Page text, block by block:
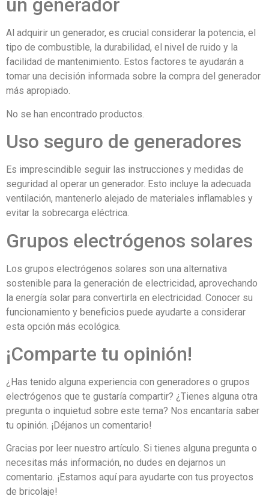
un generador
Al adquirir un generador, es crucial considerar la potencia, el
tipo de combustible, la durabilidad, el nivel de ruido y la
facilidad de mantenimiento. Estos factores te ayudarán a
tomar una decisión informada sobre la compra del generador
más apropiado.
No se han encontrado productos.
Uso seguro de generadores
Es imprescindible seguir las instrucciones y medidas de
seguridad al operar un generador. Esto incluye la adecuada
ventilación, mantenerlo alejado de materiales inflamables y
evitar la sobrecarga eléctrica.
Grupos electrógenos solares
Los grupos electrógenos solares son una alternativa
sostenible para la generación de electricidad, aprovechando
la energía solar para convertirla en electricidad. Conocer su
funcionamiento y beneficios puede ayudarte a considerar
esta opción más ecológica.
¡Comparte tu opinión!
¿Has tenido alguna experiencia con generadores o grupos
electrógenos que te gustaría compartir? ¿Tienes alguna otra
pregunta o inquietud sobre este tema? Nos encantaría saber
tu opinión. ¡Déjanos un comentario!
Gracias por leer nuestro artículo. Si tienes alguna pregunta o
necesitas más información, no dudes en dejarnos un
comentario. ¡Estamos aquí para ayudarte con tus proyectos
de bricolaje!